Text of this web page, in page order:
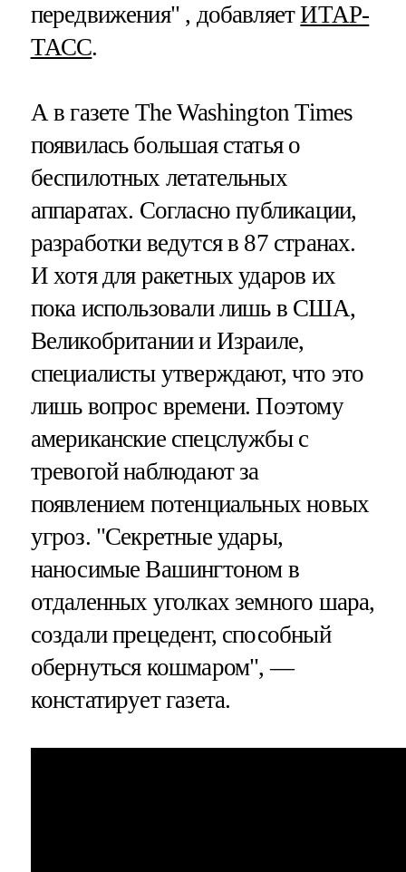
передвижения" , добавляетИТАР-
ТАСС.
А в газете The Washington Times
появилась большая статья о
беспилотных летательных
аппаратах. Согласно публикации,
разработки ведутся в 87 странах.
И хотя для ракетных ударов их
пока использовали лишь в США,
Великобритании и Израиле,
специалисты утверждают, что это
лишь вопрос времени. Поэтому
американские спецслужбы с
тревогой наблюдают за
появлением потенциальных новых
угроз. "Секретные удары,
наносимые Вашингтоном в
отдаленных уголках земного шара,
создали прецедент, способный
обернуться кошмаром", —
констатирует газета.